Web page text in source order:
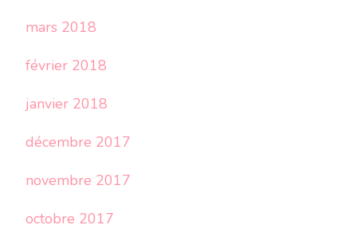
mars 2018
février 2018
janvier 2018
décembre 2017
novembre 2017
octobre 2017